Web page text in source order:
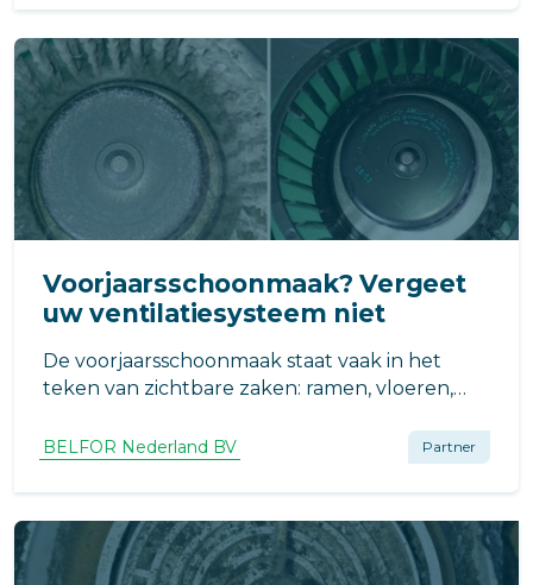
daarom wordt het bij veel VvE’s uitgesteld.
Voorjaarsschoonmaak? Vergeet
uw ventilatiesysteem niet
De voorjaarsschoonmaak staat vaak in het
teken van zichtbare zaken: ramen, vloeren,
wordt structureel overgeslagen: het
ventilatiesysteem. En juist daar zit een directe
link met gezondheid, energieverbruik e.d.
BELFOR Nederland BV Partner